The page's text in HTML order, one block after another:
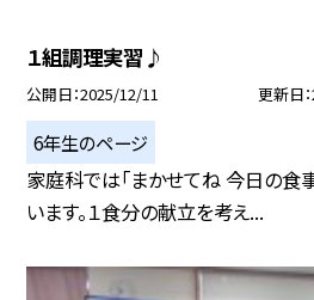
１組調理実習♪
公開日 2025/12/11 更新日
6年生のページ
家庭科では「まかせてね 今日の食
います。１食分の献立を考え...